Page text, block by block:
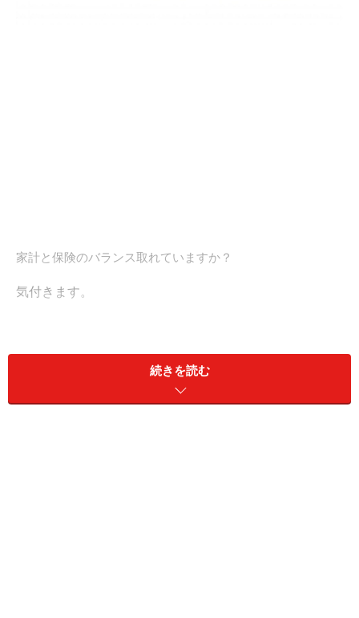
家計と保険のバランス取れていますか？
気付きます。
・貯蓄があるからと、保険にはほとんど頼らないケース
・共済保険にだけ加入するケース
・義理と人情で加入しているケース
続きを読む